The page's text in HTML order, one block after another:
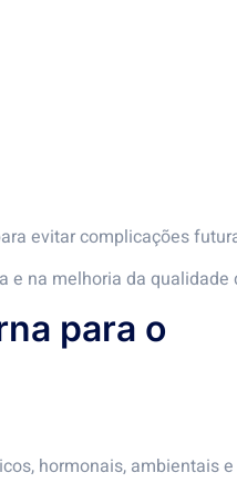
evitar complicações
e na melhoria da qualidade
para o
hormonais, ambientais